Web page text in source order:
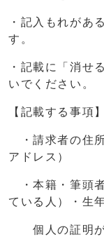
・記入もれがあ
す。
・記載に「消せ
いでください。
【記載する事項】
・請求者の住
アドレス）
・本籍・筆頭
ている人）・生
個人の証明が